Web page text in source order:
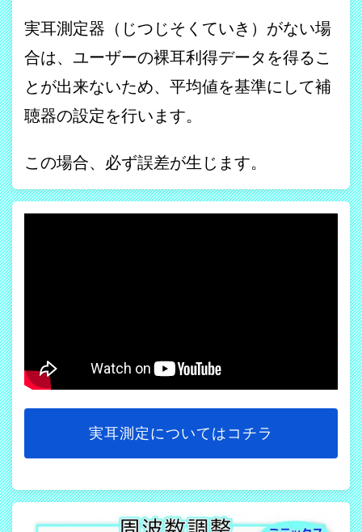
実耳測定器（じつじそくていき）がない場
合は、ユーザーの裸耳利得データを得るこ
とが出来ないため、平均値を基準にして補
聴器の設定を行います。
この場合、必ず誤差が生じます。
実耳測定についてはコチラ